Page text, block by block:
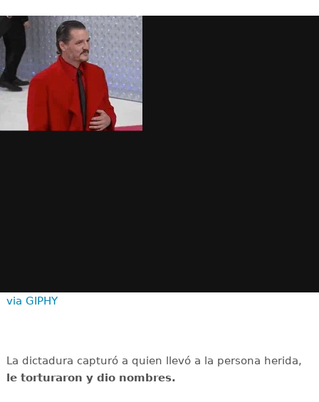
via GIPHY
La dictadura capturó a quien llevó a la persona herida,
le torturaron y dio nombres.